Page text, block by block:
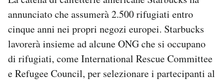
Newsletter
Regala il Post
Hai bisogno di aiuto?
Esci
annunciato che assumerà 2.500 rifugiati entro
cinque anni nei propri negozi europei. Starbucks
lavorerà insieme ad alcune ONG che si occupano
di rifugiati, come International Rescue Committee
e Refugee Council, per selezionare i partecipanti al